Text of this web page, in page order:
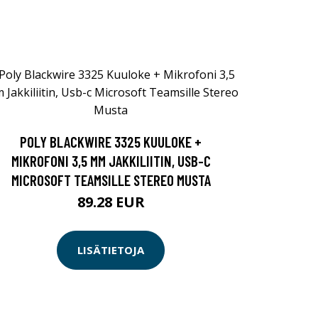
POLY BLACKWIRE 3325 KUULOKE +
MIKROFONI 3,5 MM JAKKILIITIN, USB-C
MICROSOFT TEAMSILLE STEREO MUSTA
89.28 EUR
LISÄTIETOJA